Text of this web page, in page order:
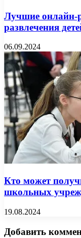
Лучшие онлайн-
развлечения
06.09.2024
Кто может
школьных
19.08.2024
Добавить